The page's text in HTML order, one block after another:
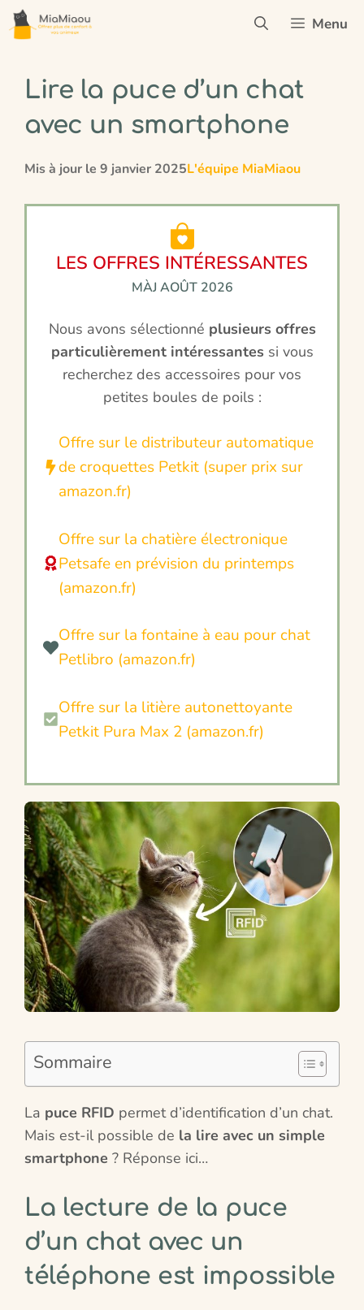
Aller
au
Menu
Lire la puce d’un chat
avec un smartphone
Mis à jour le 9 janvier 2025L'équipe MiaMiaou
LES OFFRES INTÉRESSANTES
MÀJ AOÛT 2026
Nous avons sélectionné plusieurs offres
particulièrement intéressantes si vous
recherchez des accessoires pour vos
petites boules de poils :
Offre sur le distributeur automatique
de croquettes Petkit (super prix sur
amazon.fr)
Offre sur la chatière électronique
Petsafe en prévision du printemps
(amazon.fr)
Offre sur la fontaine à eau pour chat
Petlibro (amazon.fr)
Offre sur la litière autonettoyante
Petkit Pura Max 2 (amazon.fr)
Sommaire
La puce RFID permet d’identification d’un chat.
Mais est-il possible de la lire avec un simple
smartphone ? Réponse ici…
La lecture de la puce
d’un chat avec un
téléphone est impossible